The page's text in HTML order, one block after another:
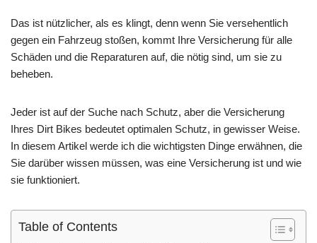
Das ist nützlicher, als es klingt, denn wenn Sie versehentlich
gegen ein Fahrzeug stoßen, kommt Ihre Versicherung für alle
Schäden und die Reparaturen auf, die nötig sind, um sie zu
beheben.
Jeder ist auf der Suche nach Schutz, aber die Versicherung
Ihres Dirt Bikes bedeutet optimalen Schutz, in gewisser Weise.
In diesem Artikel werde ich die wichtigsten Dinge erwähnen, die
Sie darüber wissen müssen, was eine Versicherung ist und wie
sie funktioniert.
Table of Contents